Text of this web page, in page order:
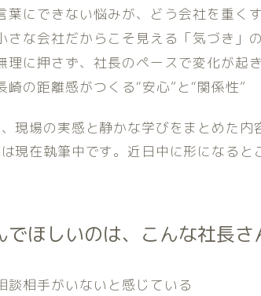
葉にできない悩みが、どう会社を重く
さな会社だからこそ見える「気づき」
理に押さず、社長のペースで変化が起
崎の距離感がつくる“安心”と“関係性”
現場の実感と静かな学びをまとめた内
は現在執筆中です。近日中に形になると
でほしいのは、こんな社長さ
談相手がいないと感じている